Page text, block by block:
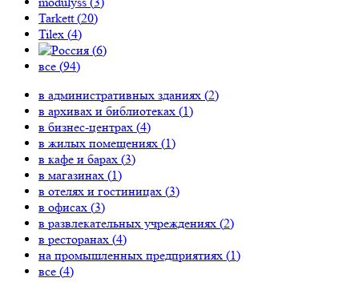
Tarkett (20)
Tilex (4)
(6)
все (94)
в административных зданиях (2)
в архивах и библиотеках (1)
в бизнес-центрах (4)
в жилых помещениях (1)
в кафе и барах (3)
в магазинах (1)
в отелях и гостиницах (3)
в офисах (3)
в развлекательных учреждениях (2)
в ресторанах (4)
на промышленных предприятиях (1)
все (4)